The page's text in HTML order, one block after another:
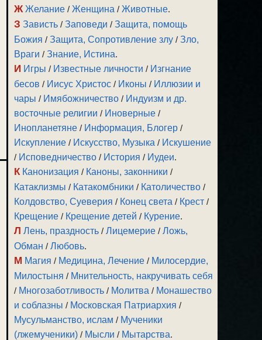
Ж Желание /Женщина /Животные.
З Зависть /Заповеди /Защита, помощь
Божия /Защита, Сопротивление злу /Зло,
Враги /Знание, Истина.
И Игры / Известные личности / Изгнание
бесов / Иисус Христос / Иконы / Иллюзии и
чары / Имябожничество / Индуизм и др.
восточные религии / Иноверные /
Инопланетяне / Информация, Блогер /
Искупление / Искусство, Музыка / Искушение
/ Исповедничество / История / Иудеи.
К Канонизация / Каноны, законники /
Катаклизмы / Катакомбники / Католичество /
Колдовство, Суеверия / Конец света / Крест /
Крещение / Крещение детей / Курение.
Л Лень, праздность /Лицемерие /Ложь,
Обман /Любовь.
М Магия / Медицина, Лечение / Милосердие,
Милостыня / Мнительность, накручивать себя
/ Многозаботливость / Молитва / Монашество
и соблазны / Московская Патриархия /
Мусульманство, ислам / Мученики
(лжемученики) / Мысли / Мытарства.